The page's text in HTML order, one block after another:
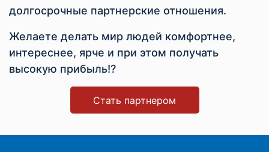
долгосрочные партнерские отношения.
Желаете делать мир людей комфортнее,
интереснее, ярче и при этом получать
высокую прибыль!?
Стать партнером